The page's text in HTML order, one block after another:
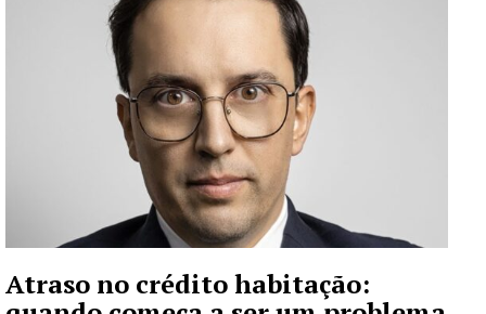
Atraso no crédito habitação: